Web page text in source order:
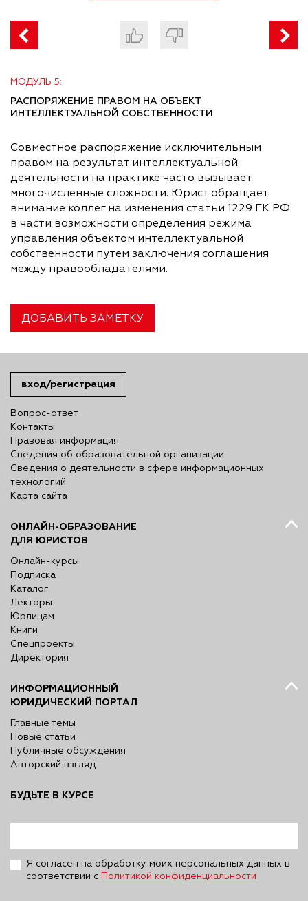
МОДУЛЬ 5:
РАСПОРЯЖЕНИЕ ПРАВОМ НА ОБЪЕКТ
ИНТЕЛЛЕКТУАЛЬНОЙ СОБСТВЕННОСТИ
Совместное распоряжение исключительным
правом на результат интеллектуальной
деятельности на практике часто вызывает
многочисленные сложности. Юрист обращает
внимание коллег на изменения статьи 1229 ГК РФ
в части возможности определения режима
управления объектом интеллектуальной
собственности путем заключения соглашения
между правообладателями.
ДОБАВИТЬ ЗАМЕТКУ
вход/регистрация
Вопрос-ответ
Контакты
Правовая информация
Сведения об образовательной организации
Сведения о деятельности в сфере информационных
технологий
Карта сайта
ОНЛАЙН-ОБРАЗОВАНИЕ
ДЛЯ ЮРИСТОВ
Онлайн-курсы
Подписка
Каталог
Лекторы
Юрлицам
Книги
Спецпроекты
Директория
ИНФОРМАЦИОННЫЙ
ЮРИДИЧЕСКИЙ ПОРТАЛ
Главные темы
Новые статьи
Публичные обсуждения
Авторский взгляд
БУДЬТЕ В КУРСЕ
Я согласен на обработку моих персональных данных в
соответствии с
Политикой конфиденциальности